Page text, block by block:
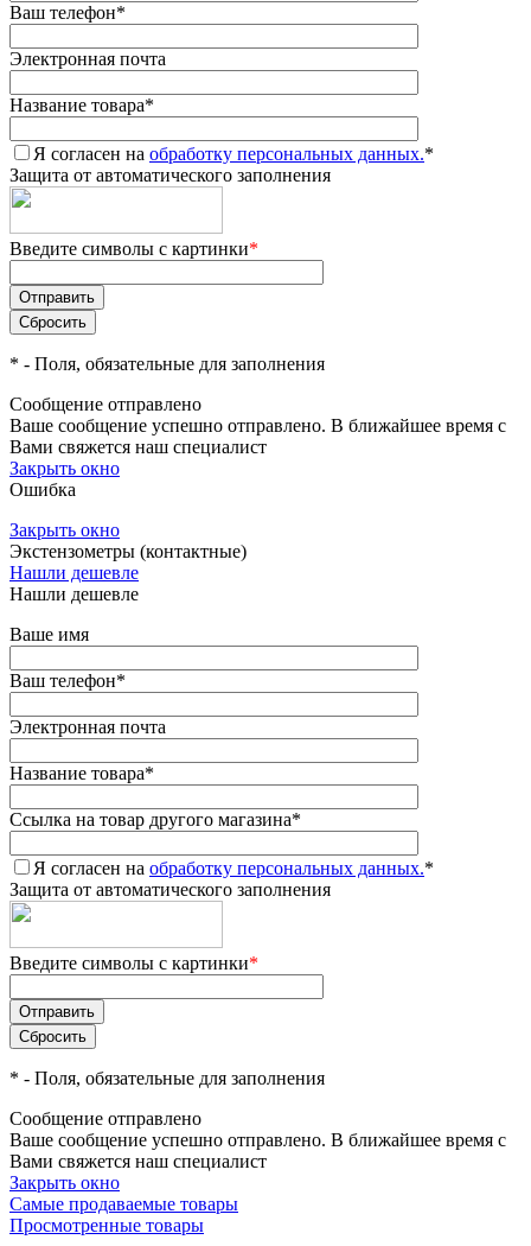
Ваш телефон*
Электронная почта
Название товара*
Я согласен на обработку персональных данных.*
Защита от автоматического заполнения
Введите символы с картинки*
* - Поля, обязательные для заполнения
Сообщение отправлено
Ваше сообщение успешно отправлено. В ближайшее время с
Вами свяжется наш специалист
Закрыть окно
Ошибка
Закрыть окно
Экстензометры (контактные)
Нашли дешевле
Нашли дешевле
Ваше имя
Ваш телефон*
Электронная почта
Название товара*
Ссылка на товар другого магазина*
Я согласен на обработку персональных данных.*
Защита от автоматического заполнения
Введите символы с картинки*
* - Поля, обязательные для заполнения
Сообщение отправлено
Ваше сообщение успешно отправлено. В ближайшее время с
Вами свяжется наш специалист
Закрыть окно
Самые продаваемые товары
Просмотренные товары